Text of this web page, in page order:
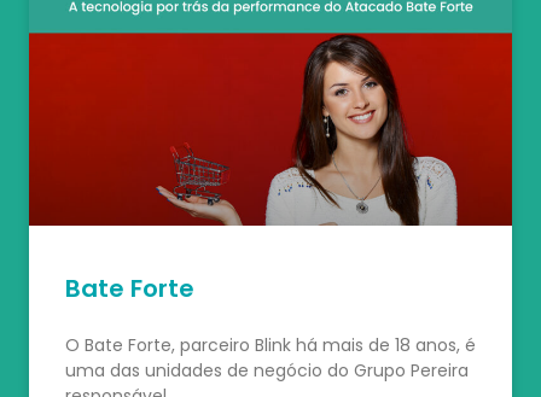
Bate Forte
O Bate Forte, parceiro Blink há mais de 18 anos, é
uma das unidades de negócio do Grupo Pereira